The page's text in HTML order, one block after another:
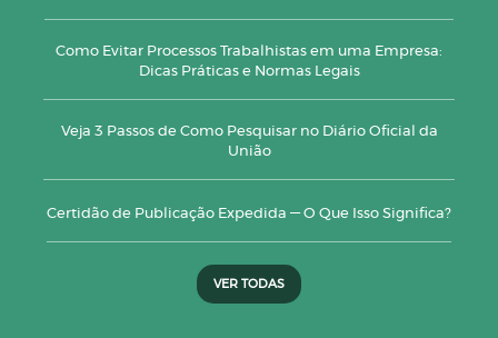
Como Evitar Processos Trabalhistas em uma Empresa:
Dicas Práticas e Normas Legais
Veja 3 Passos de Como Pesquisar no Diário Oficial da
União
Certidão de Publicação Expedida — O Que Isso Significa?
VER TODAS